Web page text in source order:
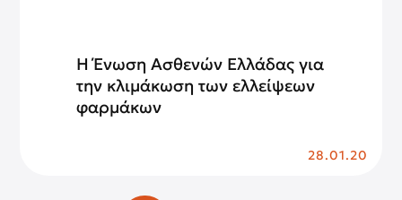
Η Ένωση Ασθενών Ελλάδας για
την κλιμάκωση των ελλείψεων
φαρμάκων
28.01.20